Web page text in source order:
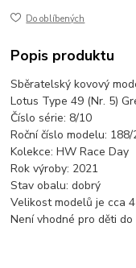
Do oblíbených
Popis produktu
Sběratelský kovový
Lotus Type 49 (Nr. 5)
Číslo série: 8/10
Roční číslo modelu:
Kolekce: HW Race Day
Rok výroby: 2021
Stav obalu: dobrý
Velikost modelů je cca
Není vhodné pro děti do